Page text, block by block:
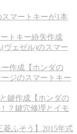
スマートキーが1本
ヴェゼル)のスマー
【ホンダの
ジのスマートキー
【ホンダの
？鍵穴修理とイモ
菱ふそう】2015年式